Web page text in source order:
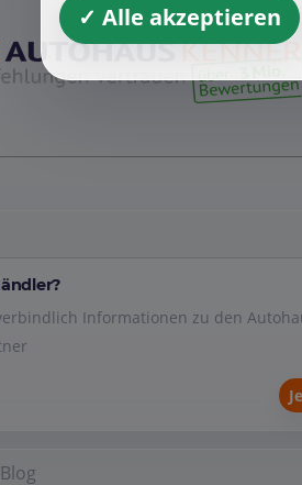
Informationen zu den
✓ Alle akzeptieren